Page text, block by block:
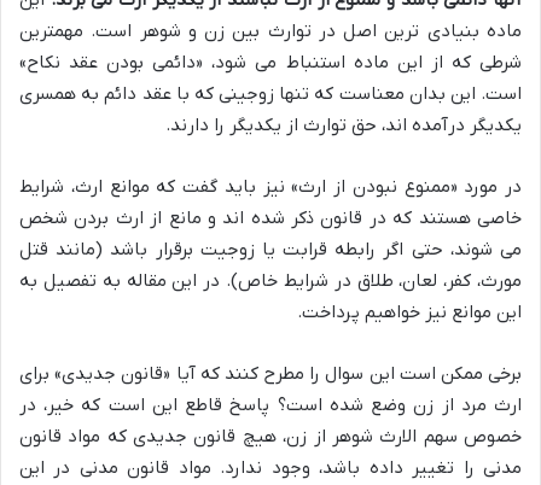
ماده بنیادی ترین اصل در توارث بین زن و شوهر است. مهمترین
شرطی که از این ماده استنباط می شود، «دائمی بودن عقد نکاح»
است. این بدان معناست که تنها زوجینی که با عقد دائم به همسری
یکدیگر درآمده اند، حق توارث از یکدیگر را دارند.
در مورد «ممنوع نبودن از ارث» نیز باید گفت که موانع ارث، شرایط
خاصی هستند که در قانون ذکر شده اند و مانع از ارث بردن شخص
می شوند، حتی اگر رابطه قرابت یا زوجیت برقرار باشد (مانند قتل
مورث، کفر، لعان، طلاق در شرایط خاص). در این مقاله به تفصیل به
این موانع نیز خواهیم پرداخت.
برخی ممکن است این سوال را مطرح کنند که آیا «قانون جدیدی» برای
ارث مرد از زن وضع شده است؟ پاسخ قاطع این است که خیر، در
خصوص سهم الارث شوهر از زن، هیچ قانون جدیدی که مواد قانون
مدنی را تغییر داده باشد، وجود ندارد. مواد قانون مدنی در این